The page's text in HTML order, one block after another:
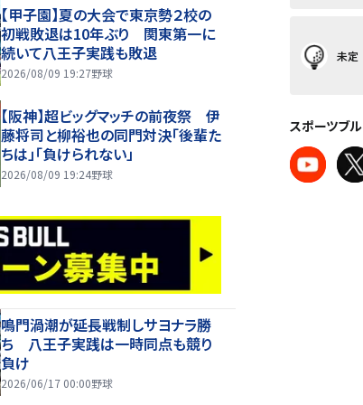
【甲子園】夏の大会で東京勢２校の
初戦敗退は10年ぶり 関東第一に
続いて八王子実践も敗退
2026/08/09 19:27野球
【阪神】超ビッグマッチの前夜祭 伊
藤将司と柳裕也の同門対決「後輩た
ちは」「負けられない」
2026/08/09 19:24野球
鳴門渦潮が延長戦制しサヨナラ勝
ち 八王子実践は一時同点も競り
負け
2026/06/17 00:00野球
未定
スポーツブ